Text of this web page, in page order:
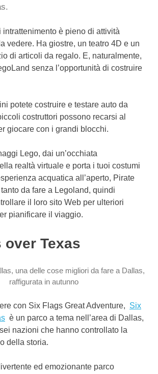
intrattenimento è pieno di attività
vedere. Ha giostre, un teatro 4D e un
di articoli da regalo. E, naturalmente,
senza l’opportunità di costruire
potete costruire e testare auto da
costruttori possono recarsi al
giocare con i grandi blocchi.
Lego, dai un’occhiata
realtà virtuale e porta i tuoi costumi
acquatica all’aperto, Pirate
tanto da fare a Legoland, quindi
il loro sito Web per ulteriori
pianificare il viaggio.
over Texas
con Six Flags Great Adventure, Six
è un parco a tema nell’area di Dallas,
nazioni che hanno controllato la
della storia.
ed emozionante parco